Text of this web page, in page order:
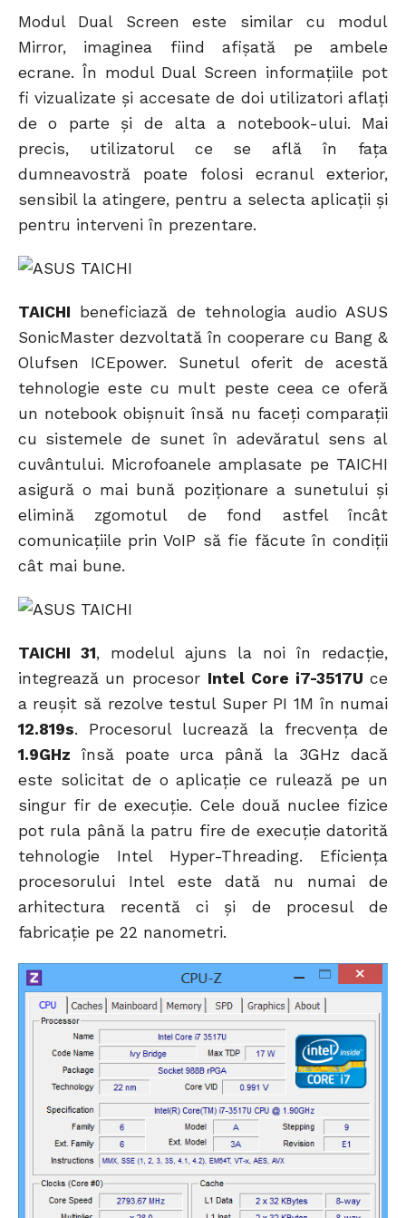
Modul Dual Screen este similar cu modul
Mirror, imaginea fiind afișată pe ambele
ecrane. În modul Dual Screen informațiile pot
fi vizualizate și accesate de doi utilizatori aflați
de o parte și de alta a notebook-ului. Mai
precis, utilizatorul ce se află în fața
dumneavostră poate folosi ecranul exterior,
sensibil la atingere, pentru a selecta aplicații și
pentru interveni în prezentare.
TAICHI beneficiază de tehnologia audio ASUS
SonicMaster dezvoltată în cooperare cu Bang &
Olufsen ICEpower. Sunetul oferit de acestă
tehnologie este cu mult peste ceea ce oferă
un notebook obișnuit însă nu faceți comparații
cu sistemele de sunet în adevăratul sens al
cuvântului. Microfoanele amplasate pe TAICHI
asigură o mai bună poziționare a sunetului și
elimină zgomotul de fond astfel încât
comunicațiile prin VoIP să fie făcute în condiții
cât mai bune.
TAICHI 31, modelul ajuns la noi în redacție,
integrează un procesor Intel Core i7-3517U ce
a reușit să rezolve testul Super PI 1M în numai
12.819s. Procesorul lucrează la frecvența de
1.9GHz însă poate urca până la 3GHz dacă
este solicitat de o aplicație ce rulează pe un
singur fir de execuție. Cele două nuclee fizice
pot rula până la patru fire de execuție datorită
tehnologie Intel Hyper-Threading. Eficiența
procesorului Intel este dată nu numai de
arhitectura recentă ci și de procesul de
fabricație pe 22 nanometri.